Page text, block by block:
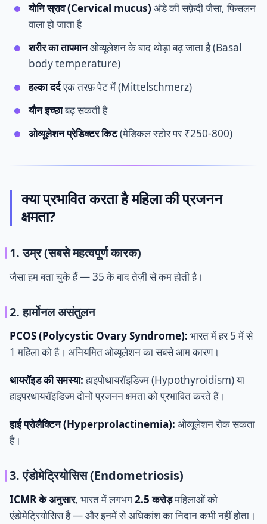
योनि स्राव (Cervical mucus)अंडे की सफ़ेदी जैसा, फिसलन
वाला हो जाता है
शरीर का तापमानओव्यूलेशन के बाद थोड़ा बढ़ जाता है (Basal
body temperature)
हल्का दर्दएक तरफ़ पेट में (Mittelschmerz)
यौन इच्छाबढ़ सकती है
ओव्यूलेशन प्रेडिक्टर किट(मेडिकल स्टोर पर ₹250-800)
क्या प्रभावित करता है महिला की प्रजनन
क्षमता?
1. उम्र (सबसे महत्वपूर्ण कारक)
जैसा हम बता चुके हैं — 35 के बाद तेज़ी से कम होती है।
2. हार्मोनल असंतुलन
PCOS (Polycystic Ovary Syndrome): भारत में हर 5 में से
1 महिला को है। अनियमित ओव्यूलेशन का सबसे आम कारण।
थायरॉइड की समस्या:हाइपोथायरॉइडिज्म (Hypothyroidism) या
हाइपरथायरॉइडिज्म दोनों प्रजनन क्षमता को प्रभावित करते हैं।
हाई प्रोलैक्टिन (Hyperprolactinemia): ओव्यूलेशन रोक सकता
है।
3. एंडोमेट्रियोसिस (Endometriosis)
ICMR के अनुसार, भारत में लगभग2.5 करोड़महिलाओं को
एंडोमेट्रियोसिस है — और इनमें से अधिकांश का निदान कभी नहीं होता।